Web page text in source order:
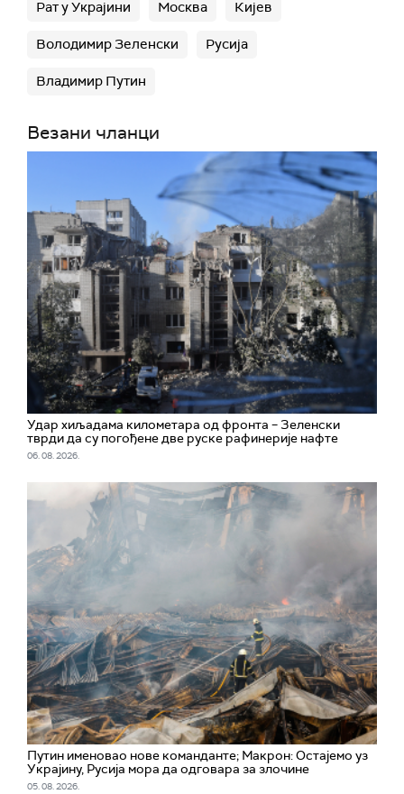
Рат у Украјини Москва Кијев
Володимир Зеленски Русија
Владимир Путин
Везани чланци
Удар хиљадама километара од фронта – Зеленски
тврди да су погођене две руске рафинерије нафте
06. 08. 2026.
Путин именовао нове команданте; Макрон: Остајемо уз
Украјину, Русија мора да одговара за злочине
05. 08. 2026.